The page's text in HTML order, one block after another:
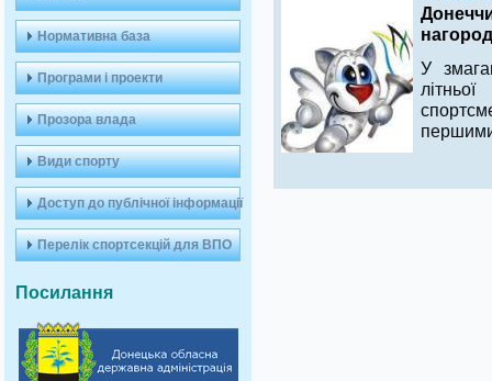
Нормативна база
Програми і проекти
Прозора влада
Види спорту
Доступ до публічної інформації
Перелік спортсекцій для ВПО
Посилання
нагород
У